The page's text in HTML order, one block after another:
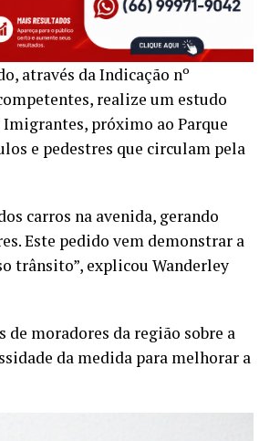
através da Indicação nº
realize um estudo
próximo ao Parque
e pedestres que circulam pela
carros na avenida, gerando
Este pedido vem demonstrar a
trânsito”, explicou Wanderley
moradores da região sobre a
da medida para melhorar a